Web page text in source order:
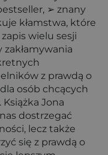
➢ znany
kłamstwa, które
wielu sesji
z prawdą o
osób chcących
Jona
dostrzegać
lecz także
się z prawdą o